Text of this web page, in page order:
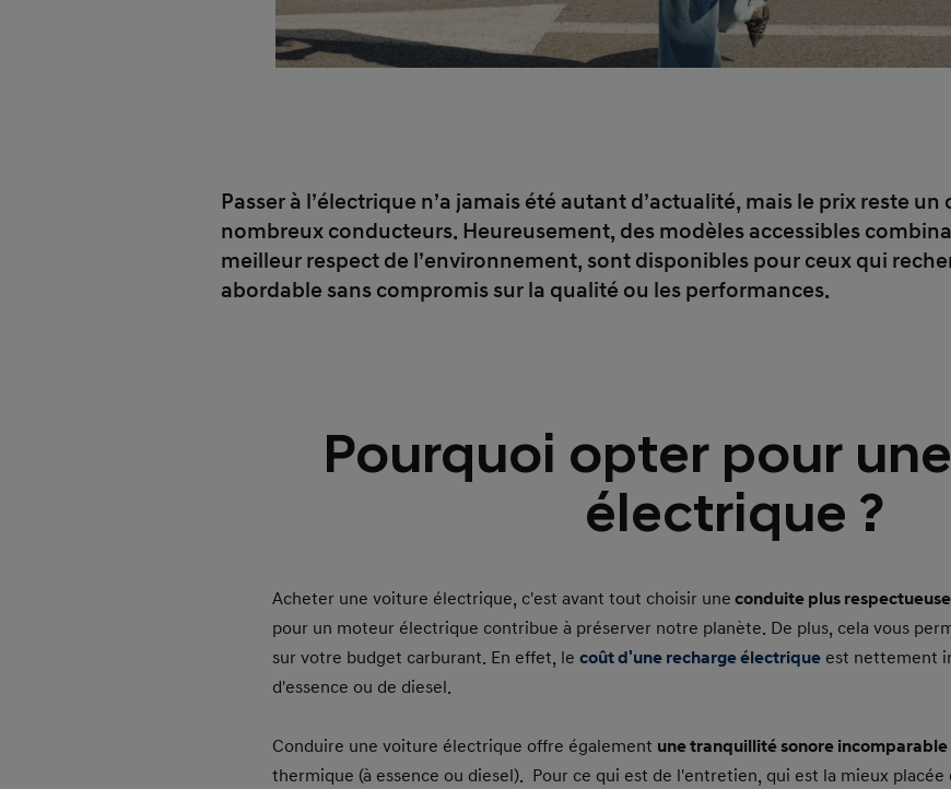
Passer à l’électrique n’a jamais été autant d’actualité, mais le prix reste
nombreux conducteurs. Heureusement, des modèles accessibles
meilleur respect de l’environnement, sont disponibles pour ceux qui
abordable sans compromis sur la qualité ou les performances.
Pourquoi opter pour
électrique ?
Acheter une voiture électrique, c'est avant tout choisir une conduite plus
pour un moteur électrique contribue à préserver notre planète. De plus, cela vous
sur votre budget carburant. En effet, le coût d'une recharge électriqueest nettement
d'essence ou de diesel.
Conduire une voiture électrique offre également une tranquillité sonore incomparable
thermique (à essence ou diesel). Pour ce qui est de l'entretien, qui est la mieux